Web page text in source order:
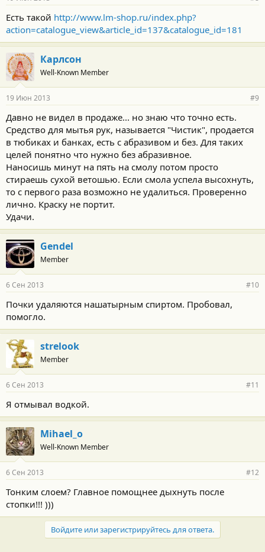
Есть такой http://www.lm-shop.ru/index.php?
action=catalogue_view&article_id=137&catalogue_id=181
Карлсон
Well-Known Member
19 Июн 2013 #9
Давно не видел в продаже... но знаю что точно есть.
Средство для мытья рук, называется "Чистик", продается
в тюбиках и банках, есть с абразивом и без. Для таких
целей понятно что нужно без абразивное.
Наносишь минут на пять на смолу потом просто
стираешь сухой ветошью. Если смола успела высохнуть,
то с первого раза возможно не удалиться. Проверенно
лично. Краску не портит.
Удачи.
Gendel
Member
6 Сен 2013 #10
Почки удаляются нашатырным спиртом. Пробовал,
помогло.
strelook
Member
6 Сен 2013 #11
Я отмывал водкой.
Mihael_o
Well-Known Member
6 Сен 2013 #12
Тонким слоем? Главное помощнее дыхнуть после
стопки!!! )))
Войдите или зарегистрируйтесь для ответа.